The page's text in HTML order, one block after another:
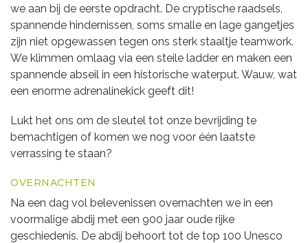
we aan bij de eerste opdracht. De cryptische raadsels,
spannende hindernissen, soms smalle en lage gangetjes
zijn niet opgewassen tegen ons sterk staaltje teamwork.
We klimmen omlaag via een steile ladder en maken een
spannende abseil in een historische waterput. Wauw, wat
een enorme adrenalinekick geeft dit!
Lukt het ons om de sleutel tot onze bevrijding te
bemachtigen of komen we nog voor één laatste
verrassing te staan?
OVERNACHTEN
Na een dag vol belevenissen overnachten we in een
voormalige abdij met een 900 jaar oude rijke
geschiedenis. De abdij behoort tot de top 100 Unesco